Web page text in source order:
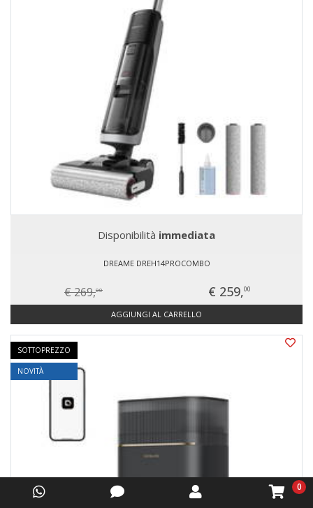
Disponibilità immediata
DREAME DREH14PROCOMBO
€ 269,00 € 259,00
AGGIUNGI AL CARRELLO
SOTTOPREZZO
NOVITÀ
0